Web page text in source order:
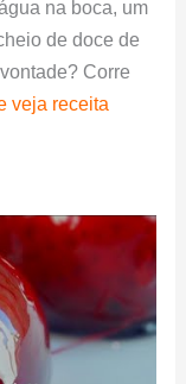
na boca, um
de doce de
Corre
veja receita